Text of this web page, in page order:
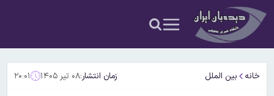
خانه بین الملل زمان انتشار:۰۸ تیر ۱۴۰۵ ۲۰:۰۱